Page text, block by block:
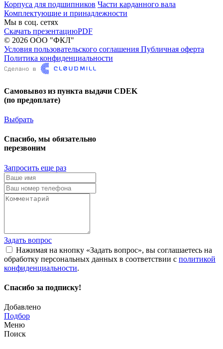
Корпуса для подшипников Части карданного вала
Комплектующие и принадлежности
Мы в соц. сетях
Скачать презентациюPDF
© 2026 ООО "ФКЛ"
Условия пользовательского соглашения Публичная оферта
Политика конфиденциальности
Самовывоз из пункта выдачи CDEK
(по предоплате)
Выбрать
Спасибо, мы обязательно
перезвоним
Запросить еще раз
Задать вопрос
Нажимая на кнопку «Задать вопрос», вы соглашаетесь на
обработку персональных данных в соответствии с политикой
конфиденциальности.
Спасибо за подписку!
Добавлено
Подбор
Меню
Поиск